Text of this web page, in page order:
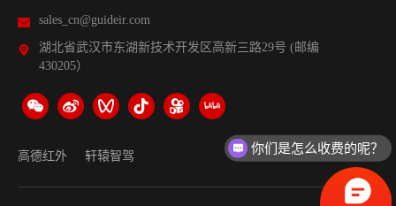
sales_cn@guideir.com
湖北省武汉市东湖新技术开发区高新三路29号 (邮编
430205）
高德红外 轩辕智驾
你们是怎么收费的呢？